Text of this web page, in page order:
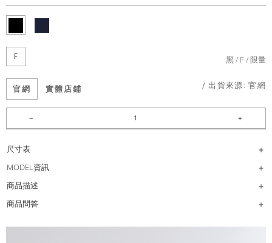
F 黑 F 限量
官網 實體店鋪 / 出貨來源:官網
尺寸表
MODEL資訊
商品描述
商品問答